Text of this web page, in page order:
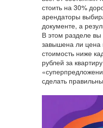
стоить на 30%
арендаторы
документе, а
В этом разделе вы
завышена ли цена
стоимость ниже
рублей за
сделать